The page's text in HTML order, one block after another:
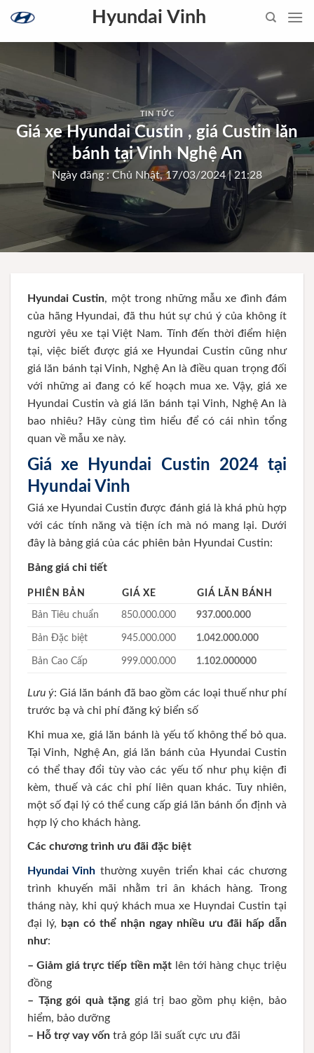
content
Hyundai Vinh
TIN TỨC
Giá xe Hyundai Custin , giá Custin lăn
bánh tại Vinh Nghệ An
Ngày đăng : Chủ Nhật, 17/03/2024 | 21:28
Hyundai Custin, một trong những mẫu xe đình đám
của hãng Hyundai, đã thu hút sự chú ý của không ít
người yêu xe tại Việt Nam. Tính đến thời điểm hiện
tại, việc biết được giá xe Hyundai Custin cũng như
giá lăn bánh tại Vinh, Nghệ An là điều quan trọng đối
với những ai đang có kế hoạch mua xe. Vậy, giá xe
Hyundai Custin và giá lăn bánh tại Vinh, Nghệ An là
bao nhiêu? Hãy cùng tìm hiểu để có cái nhìn tổng
quan về mẫu xe này.
Giá xe Hyundai Custin 2024 tại
Hyundai Vinh
Giá xe Hyundai Custin được đánh giá là khá phù hợp
với các tính năng và tiện ích mà nó mang lại. Dưới
đây là bảng giá của các phiên bản Hyundai Custin:
Bảng giá chi tiết
PHIÊN BẢN GIÁ XE GIÁ LĂN BÁNH
Bản Tiêu chuẩn 850.000.000 937.000.000
Bản Đặc biệt 945.000.000 1.042.000.000
Bản Cao Cấp 999.000.000 1.102.000000
Lưu ý: Giá lăn bánh đã bao gồm các loại thuế như phí
trước bạ và chi phí đăng ký biển số
Khi mua xe, giá lăn bánh là yếu tố không thể bỏ qua.
Tại Vinh, Nghệ An, giá lăn bánh của Hyundai Custin
có thể thay đổi tùy vào các yếu tố như phụ kiện đi
kèm, thuế và các chi phí liên quan khác. Tuy nhiên,
một số đại lý có thể cung cấp giá lăn bánh ổn định và
hợp lý cho khách hàng.
Các chương trình ưu đãi đặc biệt
Hyundai Vinh thường xuyên triển khai các chương
trình khuyến mãi nhằm tri ân khách hàng. Trong
tháng này, khi quý khách mua xe Huyndai Custin tại
đại lý,
bạn có thể nhận ngay nhiều ưu đãi hấp dẫn
như:
– Giảm giá trực tiếp tiền mặt lên tới hàng chục triệu
đồng
– Tặng gói quà tặnggiá trị bao gồm phụ kiện, bảo
hiểm, bảo dưỡng
– Hỗ trợ vay vốn trả góp lãi suất cực ưu đãi